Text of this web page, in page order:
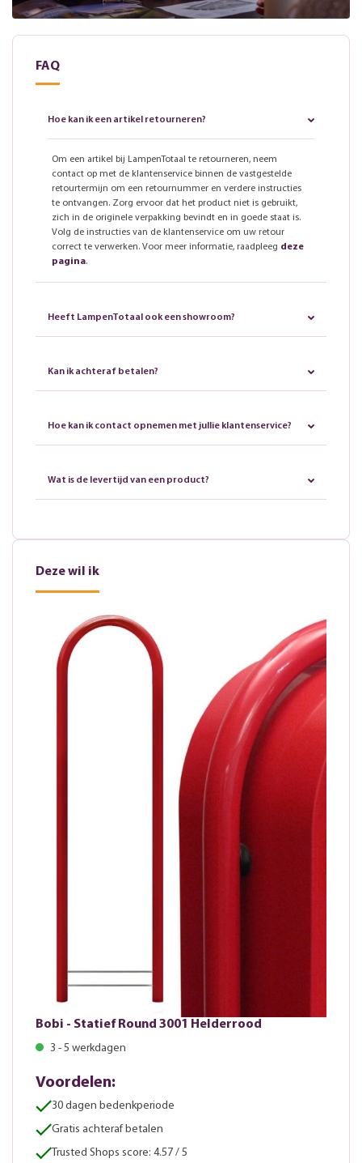
FAQ
Hoe kan ik een artikel retourneren?
Om een artikel bij LampenTotaal te retourneren, neem
contact op met de klantenservice binnen de vastgestelde
retourtermijn om een retournummer en verdere instructies
te ontvangen. Zorg ervoor dat het product niet is gebruikt,
zich in de originele verpakking bevindt en in goede staat is.
Volg de instructies van de klantenservice om uw retour
correct te verwerken. Voor meer informatie, raadpleeg deze
pagina.
Heeft LampenTotaal ook een showroom?
Kan ik achteraf betalen?
Hoe kan ik contact opnemen met jullie klantenservice?
Wat is de levertijd van een product?
Deze wil ik
Bobi - Statief Round 3001 Helderrood
3 - 5 werkdagen
Voordelen:
30 dagen bedenkperiode
Gratis achteraf betalen
Trusted Shops score: 4.57 / 5